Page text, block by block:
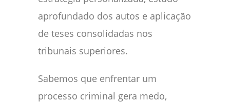
aprofundado dos autos e aplicação
de teses consolidadas nos
tribunais superiores.
Sabemos que enfrentar um
processo criminal gera medo,